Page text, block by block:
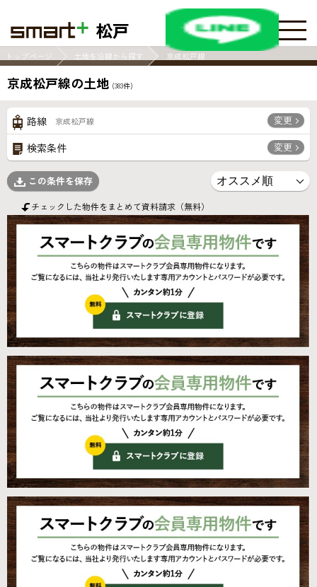
松戸
トップページ 土地を沿線から探す 京成松戸線
京成松戸線の土地 (383件)
路線 京成松戸線 変更
検索条件 変更
この条件を保存
チェックした物件をまとめて資料請求（無料）